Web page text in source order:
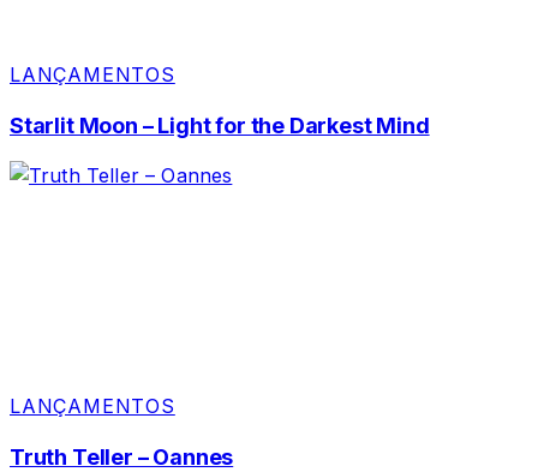
LANÇAMENTOS
Starlit Moon – Light for the Darkest Mind
LANÇAMENTOS
Truth Teller – Oannes